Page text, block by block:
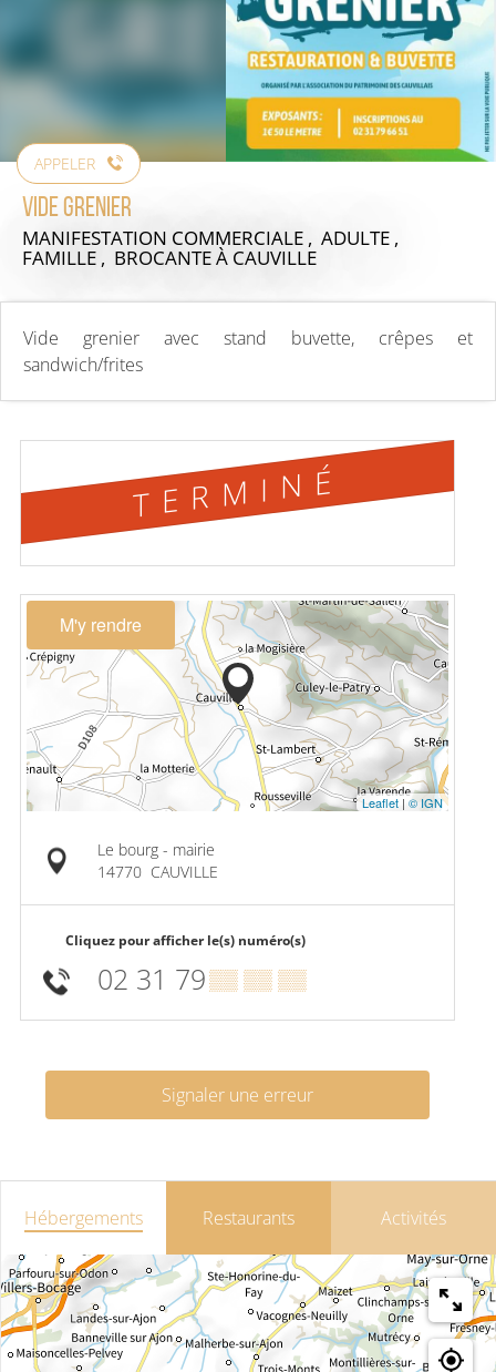
APPELER
Vide grenier
MANIFESTATION COMMERCIALE , ADULTE ,
FAMILLE , BROCANTEÀ CAUVILLE
Vide grenier avec stand buvette, crêpes et
sandwich/frites
TERMINÉ
M'y rendre
Leaflet|© IGN
Le bourg - mairie
14770 CAUVILLE
Cliquez pour afficher le(s) numéro(s)
02 31 79▒▒ ▒▒ ▒▒
Signaler une erreur
Hébergements Restaurants Activités